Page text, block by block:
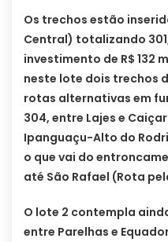
Os trechos estão
Central) totalizando
investimento de R$ 132
neste lote dois trechos
rotas alternativas em
304, entre Lajes e
Ipanguaçu-Alto do
o que vai do
até São Rafael (Rota
O lote 2 contempla
entre Parelhas e